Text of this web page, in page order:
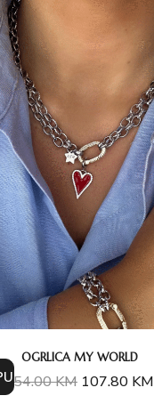
OGRLICA MY WORLD
154.00KM 107.80 KM